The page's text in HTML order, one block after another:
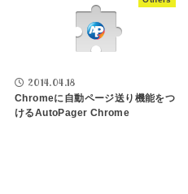
2014.04.18
Chromeに自動ページ送り機能をつ
けるAutoPager Chrome